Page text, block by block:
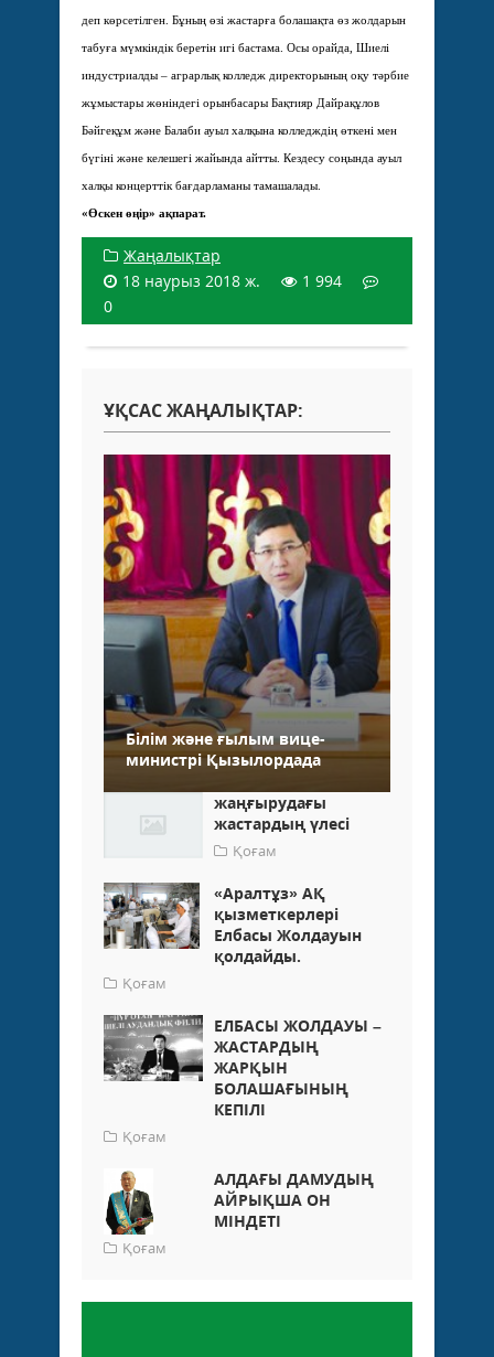
деп көрсетілген. Бұның өзі жастарға болашақта өз жолдарын
табуға мүмкіндік беретін игі бастама. Осы орайда, Шиелі
индустриалды – аграрлық колледж директорының оқу тәрбие
жұмыстары жөніндегі орынбасары Бақтияр Дайрақұлов
Бәйгеқұм және Балаби ауыл халқына колледждің өткені мен
бүгіні және келешегі жайында айтты. Кездесу соңында ауыл
халқы концерттік бағдарламаны тамашалады.
«Өскен өңір» ақпарат.
Жаңалықтар
18 наурыз 2018 ж.
1 994
0
ҰҚСАС ЖАҢАЛЫҚТАР:
Білім және ғылым вице-
министрі Қызылордада
жаңғырудағы
жастардың үлесі
Қоғам
«Аралтұз» АҚ
қызметкерлері
Елбасы Жолдауын
қолдайды.
Қоғам
ЕЛБАСЫ ЖОЛДАУЫ –
ЖАСТАРДЫҢ
ЖАРҚЫН
БОЛАШАҒЫНЫҢ
КЕПІЛІ
Қоғам
АЛДАҒЫ ДАМУДЫҢ
АЙРЫҚША ОН
МІНДЕТІ
Қоғам